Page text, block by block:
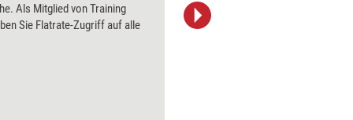
Als Mitglied von Training
Sie Flatrate-Zugriff auf alle